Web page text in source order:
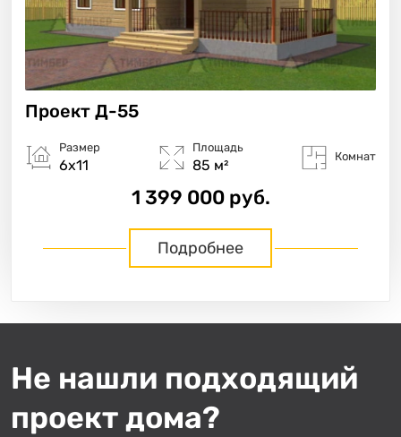
Проект Д-55
Размер
6х11
Площадь
85 м²
Комнат
1 399 000 руб.
Подробнее
Не нашли подходящий
проект дома?